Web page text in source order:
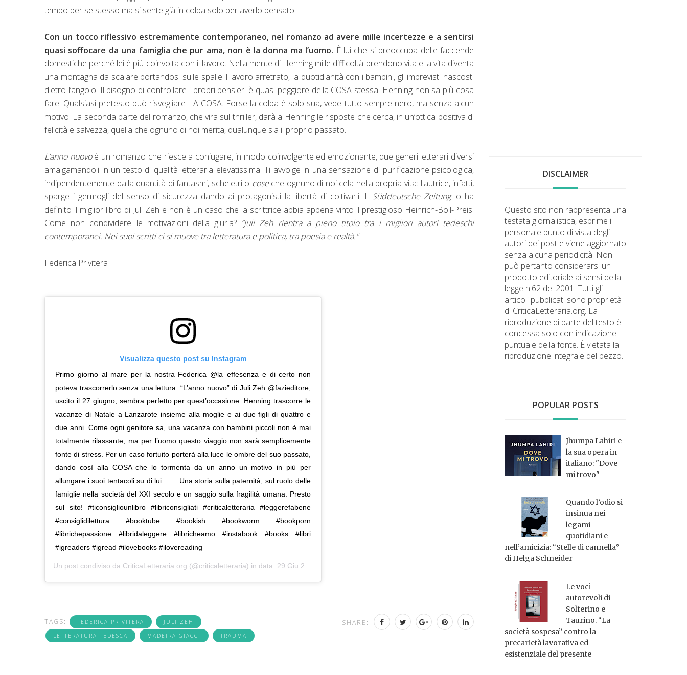
tempo per se stesso ma si sente già in colpa solo per averlo pensato.
Con un tocco riflessivo estremamente contemporaneo, nel romanzo ad avere mille incertezze e a sentirsi
quasi soffocare da una famiglia che pur ama, non è la donna ma l’uomo. È lui che si preoccupa delle faccende
domestiche perché lei è più coinvolta con il lavoro. Nella mente di Henning mille difficoltà prendono vita e la vita diventa
una montagna da scalare portandosi sulle spalle il lavoro arretrato, la quotidianità con i bambini, gli imprevisti nascosti
dietro l’angolo. Il bisogno di controllare i propri pensieri è quasi peggiore della COSA stessa. Henning non sa più cosa
fare. Qualsiasi pretesto può risvegliare LA COSA. Forse la colpa è solo sua, vede tutto sempre nero, ma senza alcun
motivo. La seconda parte del romanzo, che vira sul thriller, darà a Henning le risposte che cerca, in un’ottica positiva di
felicità e salvezza, quella che ognuno di noi merita, qualunque sia il proprio passato.
L’anno nuovoè un romanzo che riesce a coniugare, in modo coinvolgente ed emozionante, due generi letterari diversi
amalgamandoli in un testo di qualità letteraria elevatissima. Ti avvolge in una sensazione di purificazione psicologica,
indipendentemente dalla quantità di fantasmi, scheletri o coseche ognuno di noi cela nella propria vita: l'autrice, infatti,
sparge i germogli del senso di sicurezza dando ai protagonisti la libertà di coltivarli. Il Süddeutsche Zeitunglo ha
definito il miglior libro di Juli Zeh e non è un caso che la scrittrice abbia appena vinto il prestigioso Heinrich-Boll-Preis.
Come non condividere le motivazioni della giuria? “Juli Zeh rientra a pieno titolo tra i migliori autori tedeschi
contemporanei. Nei suoi scritti ci si muove tra letteratura e politica, tra poesia e realtà."
Federica Privitera
Visualizza questo post su Instagram
Primo giorno al mare per la nostra Federica @la_effesenza e di certo non
poteva trascorrerlo senza una lettura. “L’anno nuovo” di Juli Zeh @fazieditore,
uscito il 27 giugno, sembra perfetto per quest’occasione: Henning trascorre le
vacanze di Natale a Lanzarote insieme alla moglie e ai due figli di quattro e
due anni. Come ogni genitore sa, una vacanza con bambini piccoli non è mai
totalmente rilassante, ma per l’uomo questo viaggio non sarà semplicemente
fonte di stress. Per un caso fortuito porterà alla luce le ombre del suo passato,
dando così alla COSA che lo tormenta da un anno un motivo in più per
allungare i suoi tentacoli su di lui. . . . Una storia sulla paternità, sul ruolo delle
famiglie nella società del XXI secolo e un saggio sulla fragilità umana. Presto
sul sito! #ticonsigliounlibro #libriconsigliati #criticaletteraria #leggerefabene
#consiglidilettura #booktube #bookish #bookworm #bookporn
#librichepassione #libridaleggere #libricheamo #instabook #books #libri
#igreaders #igread #ilovebooks #ilovereading
Un post condiviso da CriticaLetteraria.org (@criticaletteraria) in data: 29 Giu 2019 alle ore 2:56 PDT
TAGS: FEDERICA PRIVITERA
JULI ZEH
LETTERATURA TEDESCA
MADEIRA GIACCI TRAUMA
SHARE:
DISCLAIMER
Questo sito non rappresenta una
testata giornalistica, esprime il
personale punto di vista degli
autori dei post e viene aggiornato
senza alcuna periodicità. Non
può pertanto considerarsi un
prodotto editoriale ai sensi della
legge n.62 del 2001. Tutti gli
articoli pubblicati sono proprietà
di CriticaLetteraria.org. La
riproduzione di parte del testo è
concessa solo con indicazione
puntuale della fonte. È vietata la
riproduzione integrale del pezzo.
POPULAR POSTS
Jhumpa Lahiri e
la sua opera in
italiano: "Dove
mi trovo"
Quando l’odio si
insinua nei
legami
quotidiani e
nell’amicizia: “Stelle di cannella”
di Helga Schneider
Le voci
autorevoli di
Solferino e
Taurino. “La
società sospesa” contro la
precarietà lavorativa ed
esistenziale del presente